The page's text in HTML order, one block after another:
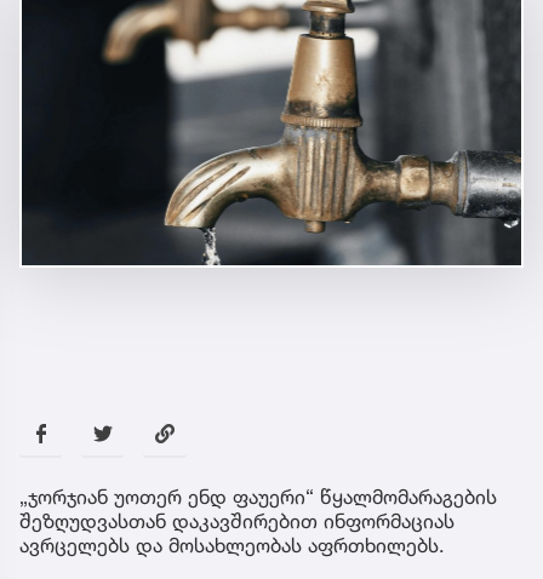
„ჯორჯიან უოთერ ენდ ფაუერი“ წყალმომარაგების
შეზღუდვასთან დაკავშირებით ინფორმაციას
ავრცელებს და მოსახლეობას აფრთხილებს.